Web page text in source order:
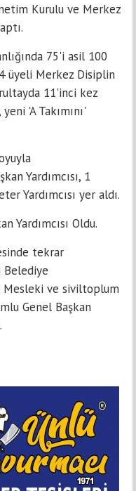
Kurulu ve Merkez
75'i asil 100
üyeli Merkez Disiplin
11'inci kez
'A Takımını'
Yardımcısı, 1
Yardımcısı yer aldı.
Yardımcısı Oldu.
tekrar
Belediye
Mesleki ve siviltoplum
Genel Başkan